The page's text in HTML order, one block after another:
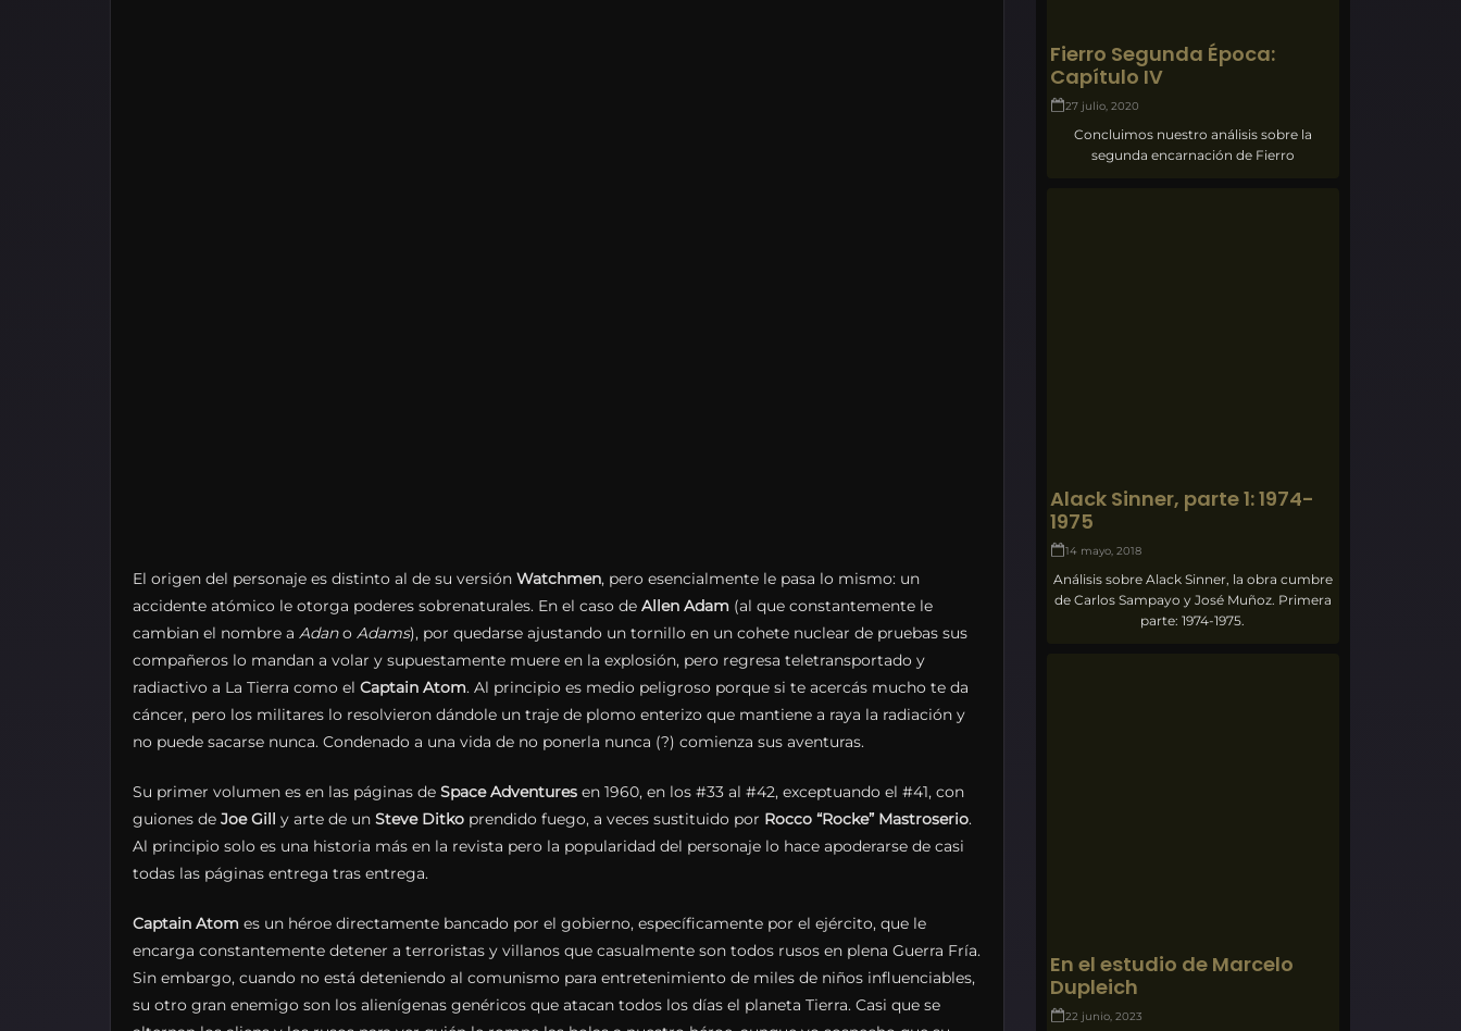
El origen del personaje es distinto al de su versión Watchmen, pero esencialmente le pasa lo mismo: un
accidente atómico le otorga poderes sobrenaturales. En el caso de Allen Adam (al que constantemente le
cambian el nombre a Adano Adams), por quedarse ajustando un tornillo en un cohete nuclear de pruebas sus
compañeros lo mandan a volar y supuestamente muere en la explosión, pero regresa teletransportado y
radiactivo a La Tierra como el Captain Atom. Al principio es medio peligroso porque si te acercás mucho te da
cáncer, pero los militares lo resolvieron dándole un traje de plomo enterizo que mantiene a raya la radiación y
no puede sacarse nunca. Condenado a una vida de no ponerla nunca (?) comienza sus aventuras.
Su primer volumen es en las páginas de Space Adventures en 1960, en los #33 al #42, exceptuando el #41, con
guiones de Joe Gill y arte de un Steve Ditko prendido fuego, a veces sustituido por Rocco “Rocke” Mastroserio.
Al principio solo es una historia más en la revista pero la popularidad del personaje lo hace apoderarse de casi
todas las páginas entrega tras entrega.
Captain Atom es un héroe directamente bancado por el gobierno, específicamente por el ejército, que le
encarga constantemente detener a terroristas y villanos que casualmente son todos rusos en plena Guerra Fría.
Sin embargo, cuando no está deteniendo al comunismo para entretenimiento de miles de niños influenciables,
su otro gran enemigo son los alienígenas genéricos que atacan todos los días el planeta Tierra. Casi que se
Fierro Segunda Época:
Capítulo IV
27 julio, 2020
Concluimos nuestro análisis sobre la
segunda encarnación de Fierro
Alack Sinner, parte 1: 1974-
1975
14 mayo, 2018
Análisis sobre Alack Sinner, la obra cumbre
de Carlos Sampayo y José Muñoz. Primera
parte: 1974-1975.
En el estudio de Marcelo
Dupleich
22 junio, 2023